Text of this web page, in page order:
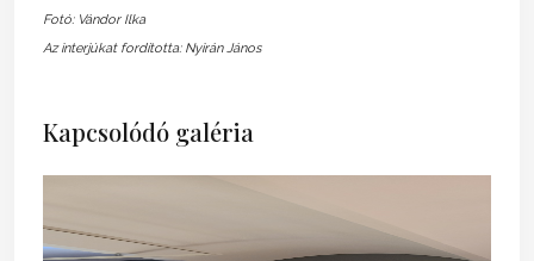
Fotó: Vándor Ilka
Az interjúkat fordította: Nyirán János
Kapcsolódó galéria